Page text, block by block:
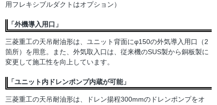
用フレキシブルダクトはオプション）
「外機導入用口」
三菱重工の天吊耐油形は、ユニット背面にφ150の外気導入用口（2
箇所）を用意。また、外気取入口は、従来機のSUS製から銅板製に
変更して施工性を向上しています。
「ユニット内ドレンポンプ内蔵が可能」
三菱重工の天吊耐油形は、ドレン揚程300mmのドレンポンプをオ